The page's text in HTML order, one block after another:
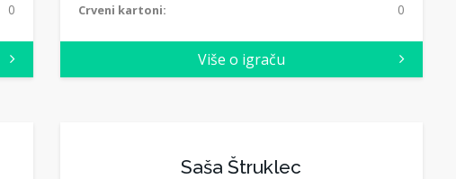
0 Crveni kartoni: 0
Više o igraču
Saša Štruklec